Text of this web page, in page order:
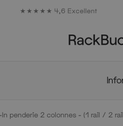
★★★★★ 4,6 Excellent
In penderie 2 colonnes - (1 rail / 2